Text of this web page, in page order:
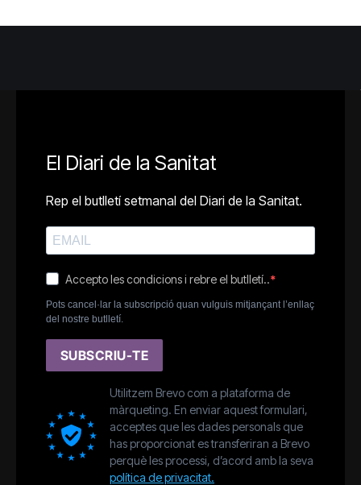
El Diari de la Sanitat
Rep el butlletí setmanal del Diari de la Sanitat.
Accepto les condicions i rebre el butlletí..
Pots cancel·lar la subscripció quan vulguis mitjançant l’enllaç
del nostre butlletí.
SUBSCRIU-TE
Utilitzem Brevo com a plataforma de
màrqueting. En enviar aquest formulari,
acceptes que les dades personals que
has proporcionat es transferiran a Brevo
perquè les processi, d’acord amb la seva
política de privacitat.